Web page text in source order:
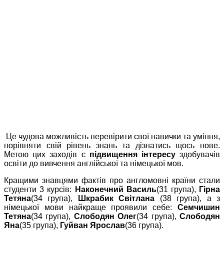
Це чудова можливість перевірити свої навички та уміння,
порівняти свій рівень знань та дізнатись щось нове.
Метою цих заходів є підвищення інтересуздобувачів
освіти до вивчення англійської та німецької мов.
Кращими знавцями фактів про англомовні країни стали
студенти 3 курсів:
Наконечний Василь(31 група), Гірна
Тетяна(34 група), Шкрабик Світлана (38 група), а з
німецької мови найкраще проявили себе: Семчишин
Тетяна(34 група), Слободян Олег(34 група),Слободян
Яна(35 група), Гуйван Ярослав(36 група).